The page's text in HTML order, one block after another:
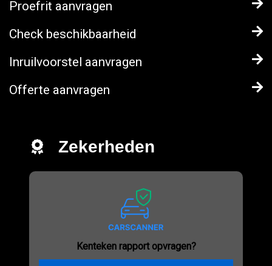
Proefrit aanvragen
Check beschikbaarheid
Inruilvoorstel aanvragen
Offerte aanvragen
Zekerheden
Kenteken rapport opvragen?